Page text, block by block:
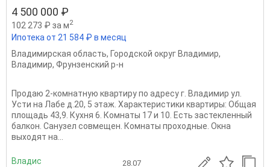
4 500 000 ₽
102 273 ₽ за м2
Ипотека от 21 584 ₽ в месяц
Владимирская область, Городской округ Владимир,
Владимир, Фрунзенский р-н
Продаю 2-комнатную квартиру по адресу г. Владимир ул.
Усти на Лабе д.20, 5 этаж. Характеристики квартиры: Общая
площадь 43,9. Кухня 6. Комнаты 17 и 10. Есть застекленный
балкон. Санузел совмещен. Комнаты проходные. Окна
выходят на...
Владис 28.07